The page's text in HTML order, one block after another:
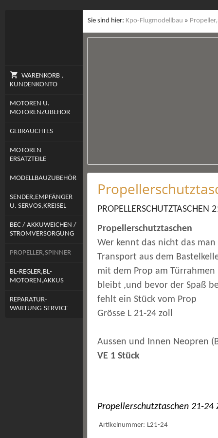
WARENKORB ,
KUNDENKONTO
MOTOREN U.
MOTORENZUBEHÖR
GEBRAUCHTES
MOTOREN
ERSATZTEILE
MODELLBAUZUBEHÖR
SENDER,EMPFÄNGER
U. SERVOS,KREISEL
BEC / AKKUWEICHEN /
STROMVERSORGUNG
PROPELLER,SPINNER
BL-REGLER,BL-
MOTOREN,AKKUS
REPARATUR-
WARTUNG-SERVICE
Sie sind hier: Kpo-Flugmodellbau »
PROPELLERSCHUTZTASCHEN
Propellerschutztaschen
Wer kennt das nicht das
Transport aus dem
mit dem Prop am Türrahmen
bleibt ,und bevor der Spaß
fehlt ein Stück vom Prop
Grösse L 21-24 zoll
Aussen und Innen Neopren
VE 1 Stück
Propellerschutztaschen 21-24
Artikelnummer: L21-24